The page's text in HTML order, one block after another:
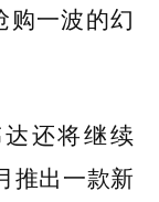
购一波的幻
还将继续
推出一款新